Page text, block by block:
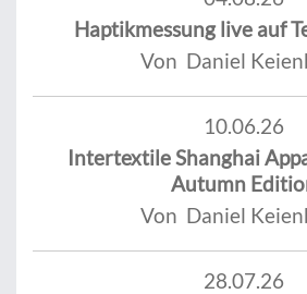
Haptikmessung live auf
Von Daniel
10.06.26
Intertextile Shanghai
Autumn
Von Daniel
28.07.26